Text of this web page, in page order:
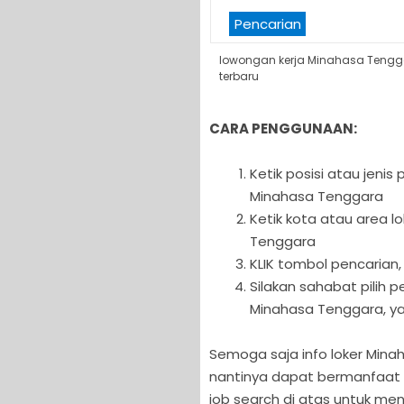
Pencarian
lowongan kerja Minahasa
terbaru
CARA PENGGUNAAN:
Ketik posisi atau jenis
Minahasa Tenggara
Ketik kota atau area
Tenggara
KLIK tombol
Silakan sahabat pilih
Minahasa Tenggara,
Semoga saja info loker
nantinya dapat bermanfaat
job search di atas untuk